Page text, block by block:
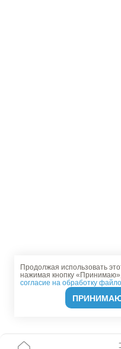
Продолжая использовать
нажимая кнопку
согласие на обработку